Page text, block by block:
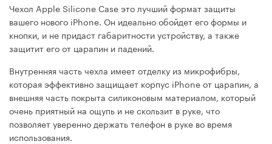
Чехол Apple Silicone Case это лучший формат защиты
вашего нового iPhone. Он идеально обойдет его формы и
кнопки, и не придаст габаритности устройству, а также
защитит его от царапин и падений.
Внутренняя часть чехла имеет отделку из микрофибры,
которая эффективно защищает корпус iPhone от царапин, а
внешняя часть покрыта силиконовым материалом, который
очень приятный на ощупь и не скользит в руке, что
позволяет уверенно держать телефон в руке во время
использования.